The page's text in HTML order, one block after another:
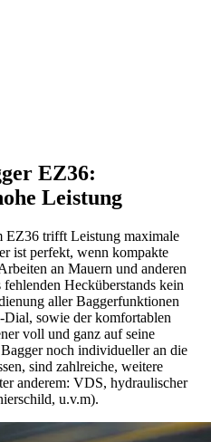
EZ36:
Leistung
EZ36 trifft Leistung maximale
ist perfekt, wenn kompakte
an Mauern und anderen
Hecküberstands kein
aller Baggerfunktionen
sowie der komfortablen
voll und ganz auf seine
noch individueller an die
sind zahlreiche, weitere
anderem: VDS, hydraulischer
u.v.m).